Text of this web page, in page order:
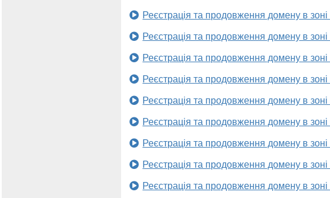
Реєстрація та продовження домену в зоні
Реєстрація та продовження домену в зоні
Реєстрація та продовження домену в зоні
Реєстрація та продовження домену в зоні
Реєстрація та продовження домену в зоні
Реєстрація та продовження домену в зоні
Реєстрація та продовження домену в зоні
Реєстрація та продовження домену в зоні
Реєстрація та продовження домену в зоні